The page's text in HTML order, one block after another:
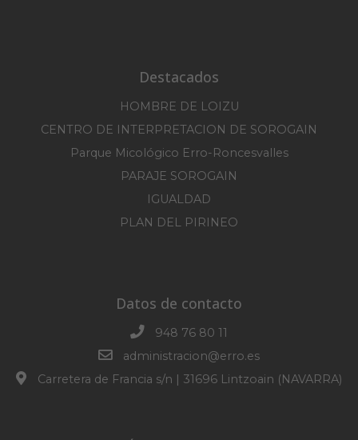
Destacados
HOMBRE DE LOIZU
CENTRO DE INTERPRETACION DE SOROGAIN
Parque Micológico Erro-Roncesvalles
PARAJE SOROGAIN
IGUALDAD
PLAN DEL PIRINEO
Datos de contacto
948 76 80 11
administracion@erro.es
Carretera de Francia s/n | 31696 Lintzoain (NAVARRA)